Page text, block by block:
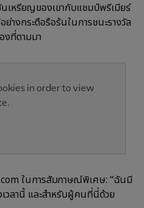
เหรียญของเขากับแชมป์พรีเมียร์
างกระตือรือร้นในการชนะรางวัล
งที่ตามมา
in order to view
ในการสัมภาษณ์พิเศษ: “ฉันมี
วลานี้ และสำหรับผู้คนที่นี่ด้วย